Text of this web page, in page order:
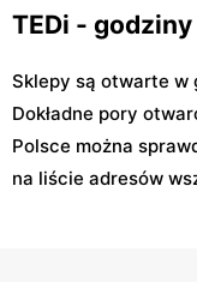
TEDi -
Sklepy są otwarte w
Dokładne pory
Polsce można
na liście adresów